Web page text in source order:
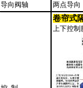
导向阀轴
两点导向
卷帘式
上下控制